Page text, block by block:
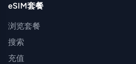
eSIM套餐
浏览套餐
搜索
充值